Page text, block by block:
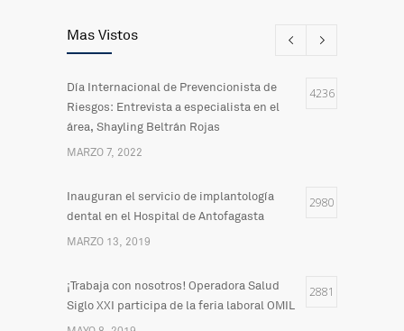
Mas Vistos
Día Internacional de Prevencionista de
Riesgos: Entrevista a especialista en el
área, Shayling Beltrán Rojas
4236
MARZO 7, 2022
Inauguran el servicio de implantología
dental en el Hospital de Antofagasta
2980
MARZO 13, 2019
¡Trabaja con nosotros! Operadora Salud
Siglo XXI participa de la feria laboral OMIL
2881